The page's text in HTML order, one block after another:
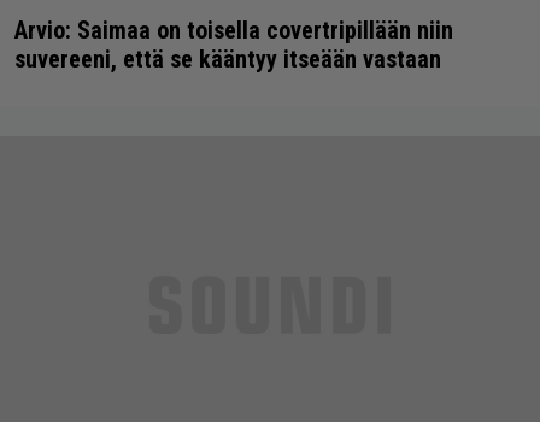
Arvio: Saimaa on toisella covertripillään niin
suvereeni, että se kääntyy itseään vastaan